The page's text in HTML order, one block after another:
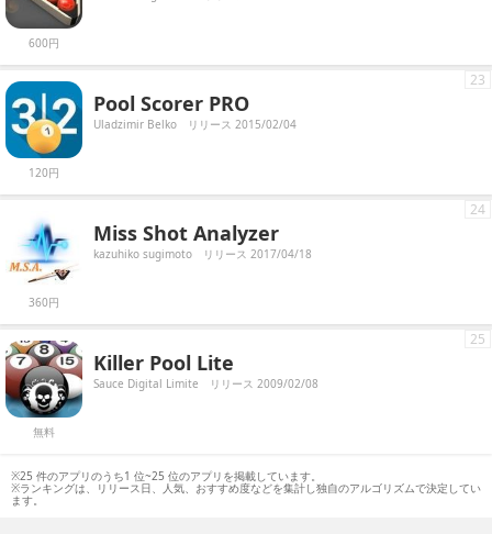
600円
120円
Pool Scorer PRO
Uladzimir Belko リリース 2015/02/04
23
360円
Miss Shot Analyzer
kazuhiko sugimoto リリース 2017/04/18
24
無料
Killer Pool Lite
Sauce Digital Limite リリース 2009/02/08
25
※25 件のアプリのうち1 位~25 位のアプリを掲載しています。
※ランキングは、リリース日、人気、おすすめ度などを集計し独自のアルゴリズムで決定してい
ます。